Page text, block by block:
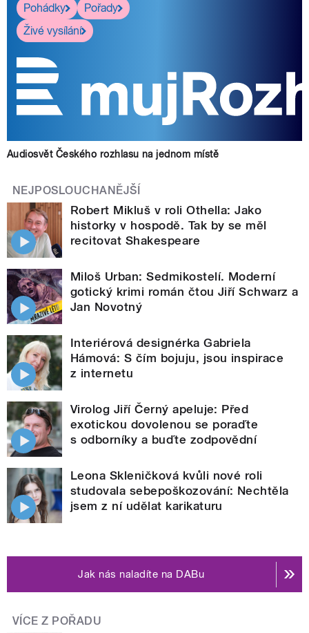
Pohádky
Pořady
Živé vysílání
Audiosvět Českého rozhlasu na jednom místě
NEJPOSLOUCHANĚJŠÍ
Robert Mikluš v roli Othella: Jako
historky v hospodě. Tak by se měl
recitovat Shakespeare
Miloš Urban: Sedmikostelí. Moderní
gotický krimi román čtou Jiří Schwarz a
Jan Novotný
Interiérová designérka Gabriela
Hámová: S čím bojuju, jsou inspirace
z internetu
Virolog Jiří Černý apeluje: Před
exotickou dovolenou se poraďte
s odborníky a buďte zodpovědní
Leona Skleničková kvůli nové roli
studovala sebepoškozování: Nechtěla
jsem z ní udělat karikaturu
Jak nás naladíte na DABu
VÍCE Z POŘADU